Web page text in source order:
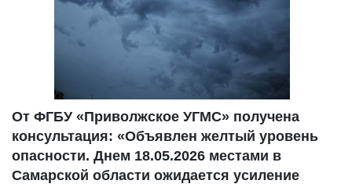
От ФГБУ «Приволжское УГМС» получена
консультация: «Объявлен желтый уровень
опасности. Днем 18.05.2026 местами в
Самарской области ожидается усиление